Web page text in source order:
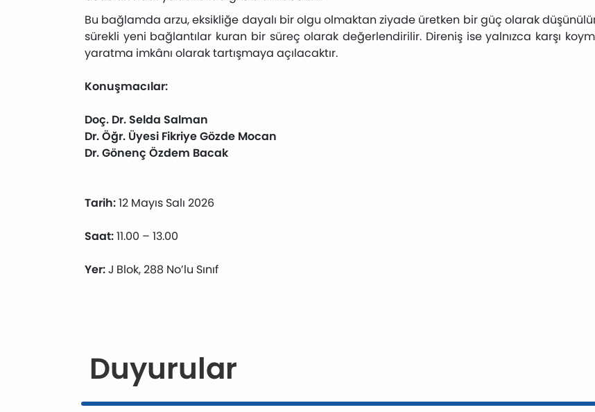
Bu bağlamda arzu, eksikliğe dayalı bir olgu olmaktan ziyade üretken bir güç olarak
sürekli yeni bağlantılar kuran bir süreç olarak değerlendirilir. Direniş ise yalnızca karşı
yaratma imkânı olarak tartışmaya açılacaktır.
Konuşmacılar:
Doç. Dr. Selda Salman
Dr. Öğr. Üyesi Fikriye Gözde Mocan
Dr. Gönenç Özdem Bacak
Tarih:12 Mayıs Salı 2026
Saat:11.00 – 13.00
Yer:J Blok, 288 No’lu Sınıf
Duyurular